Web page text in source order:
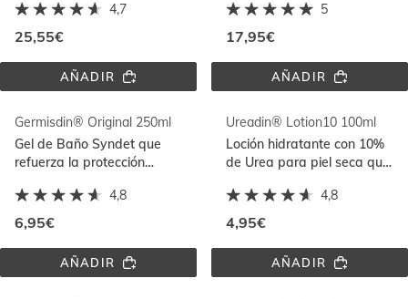
resistente al sudor y al
agua
4,7
25,55€
AÑADIRFUSION
SPF
50
y el picor
5
17,95€
AÑADIR
FACIAL
Germisdin® Original 250ml
Gel de Baño Syndet que
refuerza la protección
normal y piel sensible
4,8
6,95€
AÑADIRGERMISDIN®
Ureadin® Lotion10 100ml
Loción hidratante con 10%
de Urea para piel seca que
sensación de tirantez
4,8
4,95€
AÑADIRUREADIN®